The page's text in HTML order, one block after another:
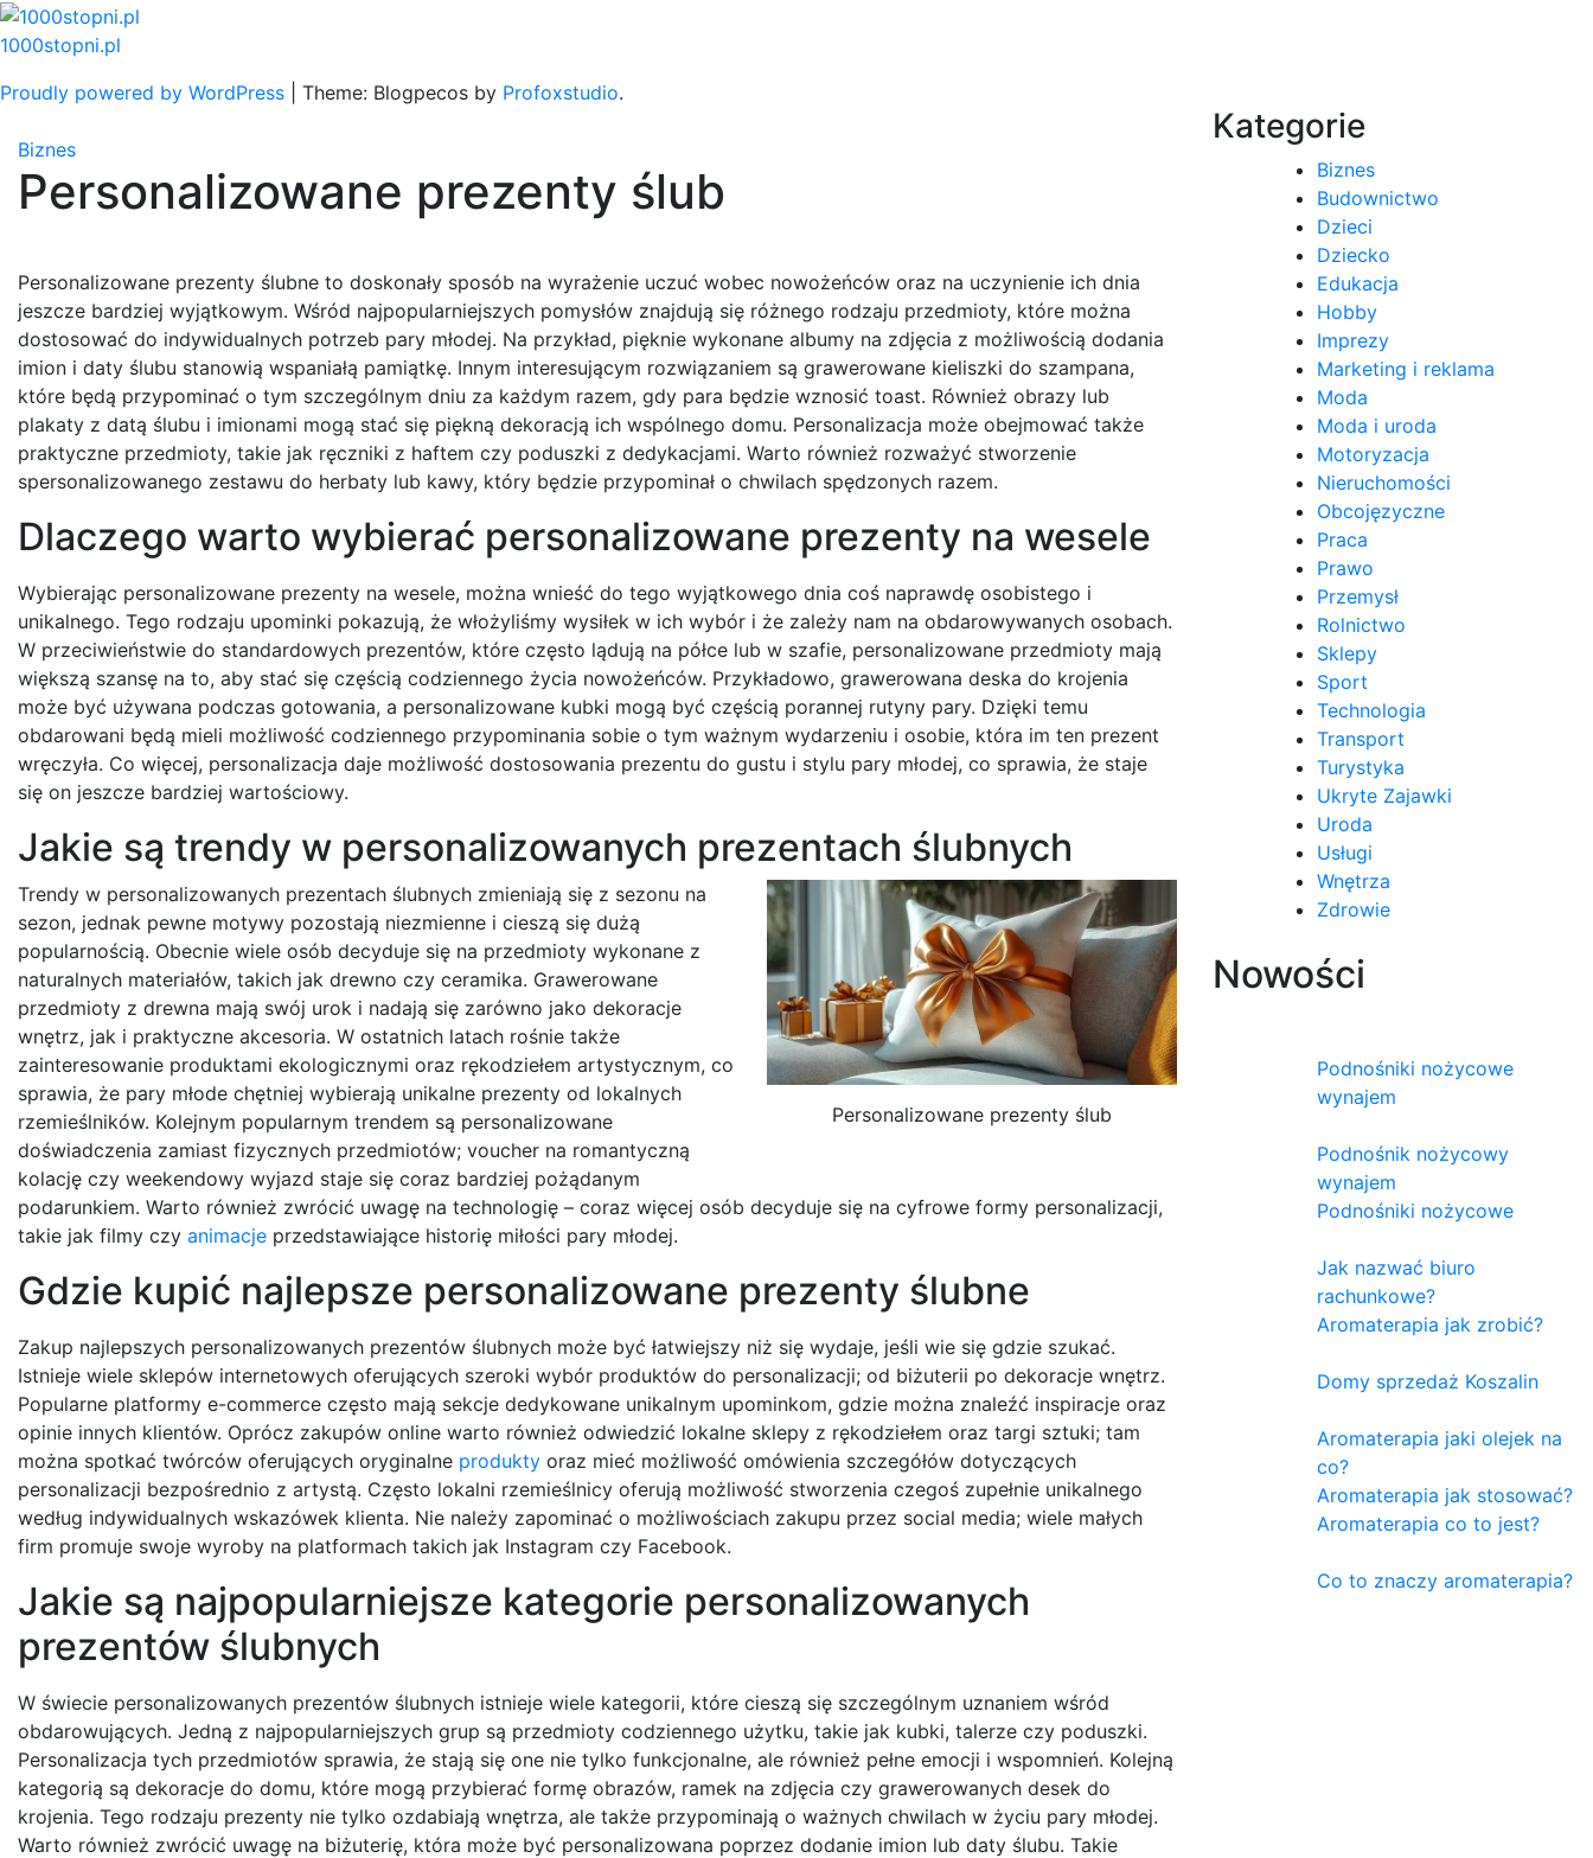
Skip
to
1000stopni.pl
Proudly powered by WordPress
Theme: Blogpecos by Profoxstudio.
Biznes
Personalizowane prezenty ślub
Personalizowane prezenty ślubne to doskonały sposób na wyrażenie uczuć wobec nowożeńców oraz na uczynienie ich dnia
jeszcze bardziej wyjątkowym. Wśród najpopularniejszych pomysłów znajdują się różnego rodzaju przedmioty, które można
dostosować do indywidualnych potrzeb pary młodej. Na przykład, pięknie wykonane albumy na zdjęcia z możliwością dodania
imion i daty ślubu stanowią wspaniałą pamiątkę. Innym interesującym rozwiązaniem są grawerowane kieliszki do szampana,
które będą przypominać o tym szczególnym dniu za każdym razem, gdy para będzie wznosić toast. Również obrazy lub
plakaty z datą ślubu i imionami mogą stać się piękną dekoracją ich wspólnego domu. Personalizacja może obejmować także
praktyczne przedmioty, takie jak ręczniki z haftem czy poduszki z dedykacjami. Warto również rozważyć stworzenie
spersonalizowanego zestawu do herbaty lub kawy, który będzie przypominał o chwilach spędzonych razem.
Dlaczego warto wybierać personalizowane prezenty na wesele
Wybierając personalizowane prezenty na wesele, można wnieść do tego wyjątkowego dnia coś naprawdę osobistego i
unikalnego. Tego rodzaju upominki pokazują, że włożyliśmy wysiłek w ich wybór i że zależy nam na obdarowywanych osobach.
W przeciwieństwie do standardowych prezentów, które często lądują na półce lub w szafie, personalizowane przedmioty mają
większą szansę na to, aby stać się częścią codziennego życia nowożeńców. Przykładowo, grawerowana deska do krojenia
może być używana podczas gotowania, a personalizowane kubki mogą być częścią porannej rutyny pary. Dzięki temu
obdarowani będą mieli możliwość codziennego przypominania sobie o tym ważnym wydarzeniu i osobie, która im ten prezent
wręczyła. Co więcej, personalizacja daje możliwość dostosowania prezentu do gustu i stylu pary młodej, co sprawia, że staje
się on jeszcze bardziej wartościowy.
Jakie są trendy w personalizowanych prezentach ślubnych
Personalizowane prezenty ślub
Trendy w personalizowanych prezentach ślubnych zmieniają się z sezonu na
sezon, jednak pewne motywy pozostają niezmienne i cieszą się dużą
popularnością. Obecnie wiele osób decyduje się na przedmioty wykonane z
naturalnych materiałów, takich jak drewno czy ceramika. Grawerowane
przedmioty z drewna mają swój urok i nadają się zarówno jako dekoracje
wnętrz, jak i praktyczne akcesoria. W ostatnich latach rośnie także
zainteresowanie produktami ekologicznymi oraz rękodziełem artystycznym, co
sprawia, że pary młode chętniej wybierają unikalne prezenty od lokalnych
rzemieślników. Kolejnym popularnym trendem są personalizowane
doświadczenia zamiast fizycznych przedmiotów; voucher na romantyczną
kolację czy weekendowy wyjazd staje się coraz bardziej pożądanym
podarunkiem. Warto również zwrócić uwagę na technologię – coraz więcej osób decyduje się na cyfrowe formy personalizacji,
takie jak filmy czy animacje przedstawiające historię miłości pary młodej.
Gdzie kupić najlepsze personalizowane prezenty ślubne
Zakup najlepszych personalizowanych prezentów ślubnych może być łatwiejszy niż się wydaje, jeśli wie się gdzie szukać.
Istnieje wiele sklepów internetowych oferujących szeroki wybór produktów do personalizacji; od biżuterii po dekoracje wnętrz.
Popularne platformy e-commerce często mają sekcje dedykowane unikalnym upominkom, gdzie można znaleźć inspiracje oraz
opinie innych klientów. Oprócz zakupów online warto również odwiedzić lokalne sklepy z rękodziełem oraz targi sztuki; tam
można spotkać twórców oferujących oryginalne produkty oraz mieć możliwość omówienia szczegółów dotyczących
personalizacji bezpośrednio z artystą. Często lokalni rzemieślnicy oferują możliwość stworzenia czegoś zupełnie unikalnego
według indywidualnych wskazówek klienta. Nie należy zapominać o możliwościach zakupu przez social media; wiele małych
firm promuje swoje wyroby na platformach takich jak Instagram czy Facebook.
Jakie są najpopularniejsze kategorie personalizowanych
prezentów ślubnych
W świecie personalizowanych prezentów ślubnych istnieje wiele kategorii, które cieszą się szczególnym uznaniem wśród
obdarowujących. Jedną z najpopularniejszych grup są przedmioty codziennego użytku, takie jak kubki, talerze czy poduszki.
Personalizacja tych przedmiotów sprawia, że stają się one nie tylko funkcjonalne, ale również pełne emocji i wspomnień. Kolejną
kategorią są dekoracje do domu, które mogą przybierać formę obrazów, ramek na zdjęcia czy grawerowanych desek do
krojenia. Tego rodzaju prezenty nie tylko ozdabiają wnętrza, ale także przypominają o ważnych chwilach w życiu pary młodej.
Warto również zwrócić uwagę na biżuterię, która może być personalizowana poprzez dodanie imion lub daty ślubu. Takie
Kategorie
Biznes
Budownictwo
Dzieci
Dziecko
Edukacja
Hobby
Imprezy
Marketing i reklama
Moda
Moda i uroda
Motoryzacja
Nieruchomości
Obcojęzyczne
Praca
Prawo
Przemysł
Rolnictwo
Sklepy
Sport
Technologia
Transport
Turystyka
Ukryte Zajawki
Uroda
Usługi
Wnętrza
Zdrowie
Nowości
Podnośniki nożycowe
wynajem
Podnośnik nożycowy
wynajem
Podnośniki nożycowe
Jak nazwać biuro
rachunkowe?
Aromaterapia jak zrobić?
Domy sprzedaż Koszalin
Aromaterapia jaki olejek na
co?
Aromaterapia jak stosować?
Aromaterapia co to jest?
Co to znaczy aromaterapia?